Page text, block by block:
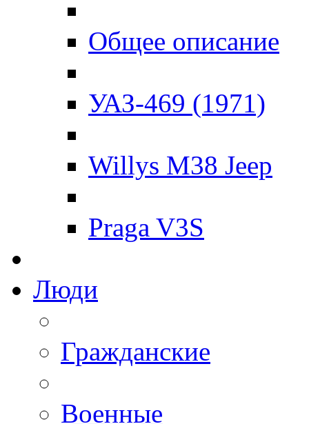
Общее описание
УАЗ-469 (1971)
Willys M38 Jeep
Praga V3S
Люди
Гражданские
Военные